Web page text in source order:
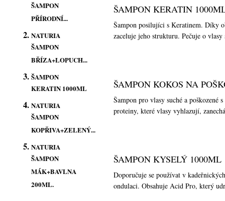
ŠAMPON
PŘÍRODNÍ...
NATURIA
ŠAMPON
BŘÍZA+LOPUCH...
ŠAMPON
KERATIN 1000ML
NATURIA
ŠAMPON
KOPŘIVA+ZELENÝ...
NATURIA
ŠAMPON
MÁK+BAVLNA
200ML.
ŠAMPON KERATIN
Šampon posilujíci s Keratinem. Díky
zaceluje jeho strukturu. Pečuje o
ŠAMPON KOKOS NA
Šampon pro vlasy suché a poškozené
proteiny, které vlasy vyhlazují,
ŠAMPON KYSELÝ 1000ML
Doporučuje se používat v
ondulaci. Obsahuje Acid Pro, který